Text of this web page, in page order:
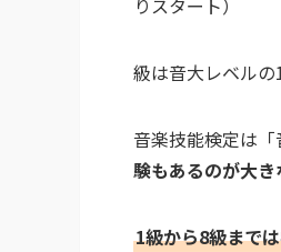
りスタート）
級は音大レベルの
音楽技能検定は
験もあるのが大き
1級から8級まで